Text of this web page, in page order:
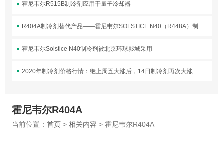
霍尼韦尔R515B制冷剂应用于量子冷却器
R404A制冷剂替代产品——霍尼韦尔SOLSTICE N40（R448A）制冷剂介绍
霍尼韦尔Solstice N40制冷剂被北京环球影城采用
2020年制冷剂价格行情：继上周五大涨后，14日制冷剂再次大涨
霍尼韦尔R404A
当前位置： 首页> 相关内容 > 霍尼韦尔R404A